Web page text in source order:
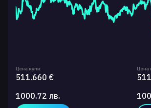
Цена купи:
511.660 €
1000.72 лв.
Цена